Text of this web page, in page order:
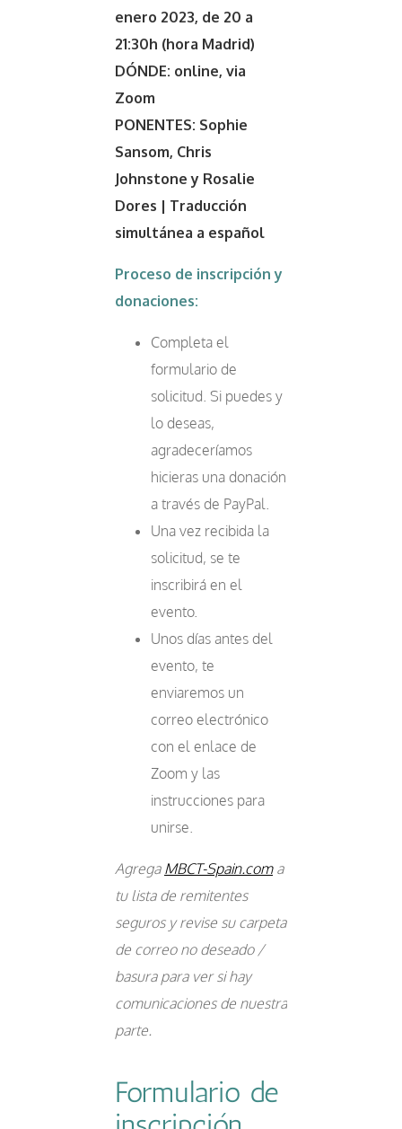
enero 2023, de 20 a
21:30h (hora Madrid)
DÓNDE: online, via
Zoom
PONENTES: Sophie
Sansom, Chris
Johnstone y Rosalie
Dores | Traducción
simultánea a español
Proceso de inscripción y
donaciones:
Completa el
formulario de
solicitud. Si puedes y
lo deseas,
agradeceríamos
hicieras una donación
a través de PayPal.
Una vez recibida la
solicitud, se te
inscribirá en el
evento.
Unos días antes del
evento, te
enviaremos un
correo electrónico
con el enlace de
Zoom y las
instrucciones para
unirse.
Agrega MBCT-Spain.coma
tu lista de remitentes
seguros y revise su carpeta
de correo no deseado /
basura para ver si hay
comunicaciones de nuestra
parte.
Formulario de